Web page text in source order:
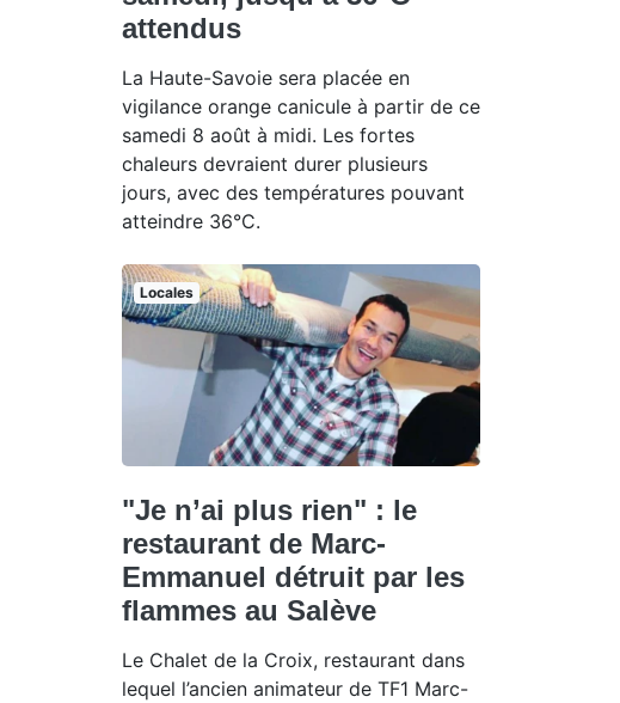
attendus
La Haute-Savoie sera placée en
vigilance orange canicule à partir de ce
samedi 8 août à midi. Les fortes
chaleurs devraient durer plusieurs
jours, avec des températures pouvant
atteindre 36°C.
Locales
"Je n’ai plus rien" : le
restaurant de Marc-
Emmanuel détruit par les
flammes au Salève
Le Chalet de la Croix, restaurant dans
lequel l’ancien animateur de TF1 Marc-